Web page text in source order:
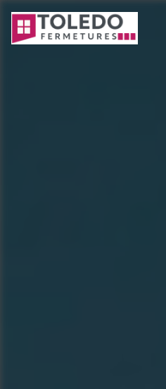
Panneau de gestion des cookies